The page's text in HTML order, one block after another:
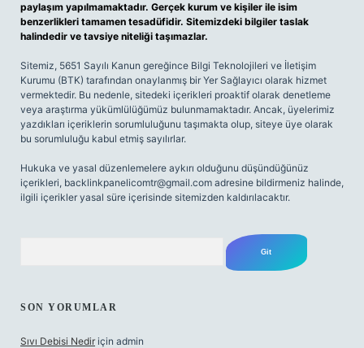
paylaşım yapılmamaktadır. Gerçek kurum ve kişiler ile isim
benzerlikleri tamamen tesadüfidir. Sitemizdeki bilgiler taslak
halindedir ve tavsiye niteliği taşımazlar.
Sitemiz, 5651 Sayılı Kanun gereğince Bilgi Teknolojileri ve İletişim
Kurumu (BTK) tarafından onaylanmış bir Yer Sağlayıcı olarak hizmet
vermektedir. Bu nedenle, sitedeki içerikleri proaktif olarak denetleme
veya araştırma yükümlülüğümüz bulunmamaktadır. Ancak, üyelerimiz
yazdıkları içeriklerin sorumluluğunu taşımakta olup, siteye üye olarak
bu sorumluluğu kabul etmiş sayılırlar.
Hukuka ve yasal düzenlemelere aykırı olduğunu düşündüğünüz
içerikleri, backlinkpanelicomtr@gmail.com adresine bildirmeniz halinde,
ilgili içerikler yasal süre içerisinde sitemizden kaldırılacaktır.
SON YORUMLAR
Sıvı Debisi Nedir için admin